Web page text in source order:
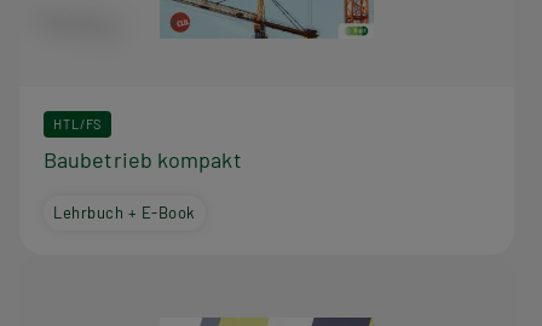
HTL/FS
Baubetrieb kompakt
Lehrbuch + E-Book